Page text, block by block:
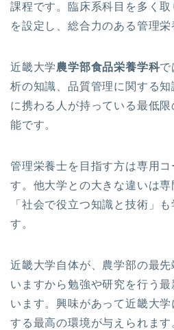
課程です。臨床系科目を多く
を設定し、総合力のある管理栄
近畿大学農学部食品栄養学科で
析の知識、品質管理に関する
に携わる人が持っている最低
能です。
管理栄養士を目指す方は専用コ
す。他大学との大きな違いは
「社会で役立つ知識と技術」
す。
近畿大学自体が、農学部の最
いますから勉強や研究を行う
います。興味があって近畿大
する最高の環境が与えられま